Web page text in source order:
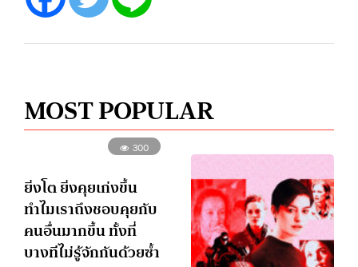
MOST POPULAR
300
ยิ่งโต ยิ่งคุยเก่งขึ้น
ทำไมเราถึงชอบคุยกับ
คนอื่นมากขึ้น ทั้งที่
บางทีไม่รู้จักกันด้วยซ้ำ